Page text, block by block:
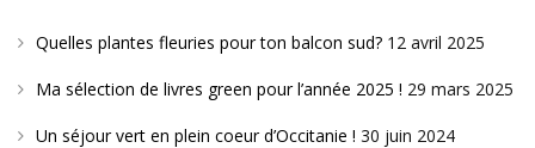
Quelles plantes fleuries pour ton balcon sud? 12 avril 2025
Ma sélection de livres green pour l’année 2025 ! 29 mars 2025
Un séjour vert en plein coeur d’Occitanie ! 30 juin 2024